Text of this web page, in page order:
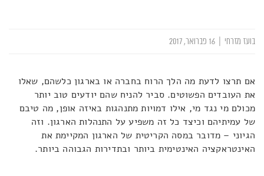
בועז מזרחי
אם תרצו לדעת מה הלך הרוח בחברה או בארגון כלשהם, שאלו
את העובדים הפשוטים. סביר להניח שהם יודעים טוב יותר
מכולם מי נגד מי, אילו דמויות מתנהגות באיזה אופן, מה טיבם
של עמיתיהם וכיצד כל זה משפיע על התנהלות הארגון. וזה
הגיוני – מדובר במסה הקריטית של הארגון המקיימת את
האינטראקציה האינטימית ביותר ובתדירות הגבוהה ביותר.